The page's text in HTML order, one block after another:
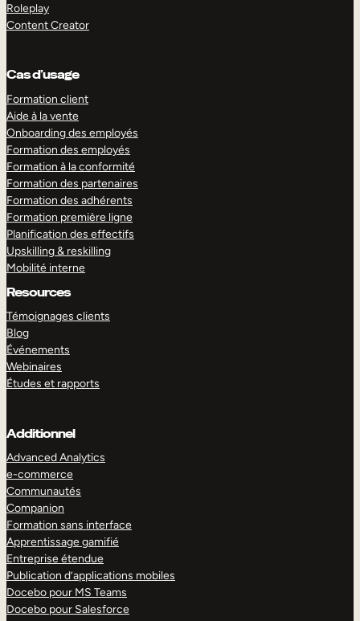
Roleplay
Content Creator
Cas d’usage
Formation client
Aide à la vente
Onboarding des employés
Formation des employés
Formation à la conformité
Formation des partenaires
Formation des adhérents
Formation première ligne
Planification des effectifs
Upskilling & reskilling
Mobilité interne
Resources
Témoignages clients
Blog
Événements
Webinaires
Études et rapports
Additionnel
Advanced Analytics
e-commerce
Communautés
Companion
Formation sans interface
Apprentissage gamifié
Entreprise étendue
Publication d’applications mobiles
Docebo pour MS Teams
Docebo pour Salesforce